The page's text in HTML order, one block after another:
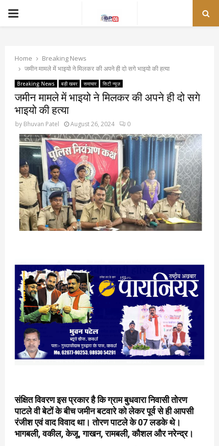
PRIMARY
Home
Breaking News
जमीन मामले में भाइयो ने मिलकर की अपने ही दो सगे भाइयो की हत्या
Breaking News बड़ी खबर समाचार सिटी न्यूज़
जमीन मामले में भाइयो ने मिलकर की अपने ही दो सगे
भाइयो की हत्या
by Bhuvan Patel August 26, 2024 0
संक्षित विवरण इस प्रकार है कि ग्राम बुधवारा निवासी तोरण
पाटले वी बेटों के बीच जमीन बटवारे को लेकर पूर्व से ही आपसी
रंजीश एवं वाद विवाद था। तोरण पाटले के 07 लडके थे।
भागबली, वकील, केजू, गाखन, रामबली, कौशल और नरेन्द्र।